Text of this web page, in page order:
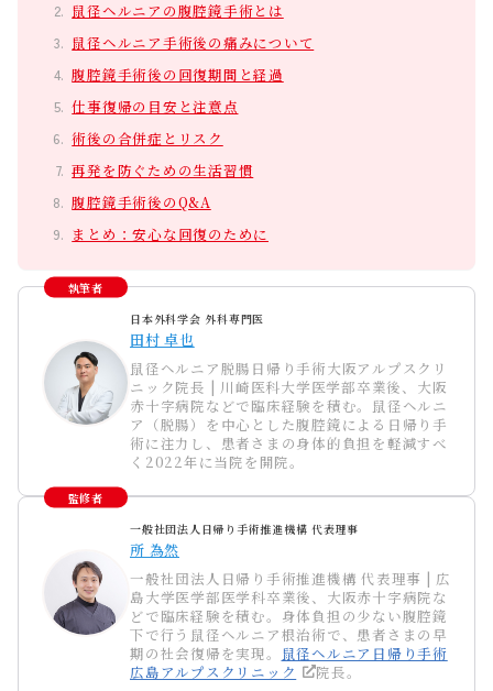
大阪市北区梅田1丁目2番2-100号 大阪駅前第2ビル1階
詳しいアクセス方法はこちら
鼠径ヘルニアの腹腔鏡手術とは
鼠径ヘルニア手術後の痛みについて
腹腔鏡手術後の回復期間と経過
仕事復帰の目安と注意点
術後の合併症とリスク
再発を防ぐための生活習慣
腹腔鏡手術後のQ&A
まとめ：安心な回復のために
執筆者
日本外科学会 外科専門医
田村 卓也
鼠径ヘルニア脱腸日帰り手術大阪アルプスクリ
ニック院長
川崎医科大学医学部卒業後、大阪
赤十字病院などで臨床経験を積む。鼠径ヘルニ
ア（脱腸）を中心とした腹腔鏡による日帰り手
術に注力し、患者さまの身体的負担を軽減すべ
く 2022年に当院を開院。
監修者
一般社団法人日帰り手術推進機構 代表理事
所 為然
一般社団法人日帰り手術推進機構 代表理事
広
島大学医学部医学科卒業後、大阪赤十字病院な
どで臨床経験を積む。身体負担の少ない腹腔鏡
下で行う鼠径ヘルニア根治術で、患者さまの早
期の社会復帰を実現。 鼠径ヘルニア日帰り手術
広島アルプスクリニック
院長。